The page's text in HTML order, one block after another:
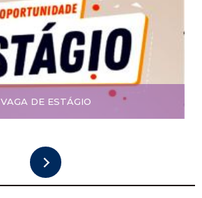
VAGA DE ESTÁGIO